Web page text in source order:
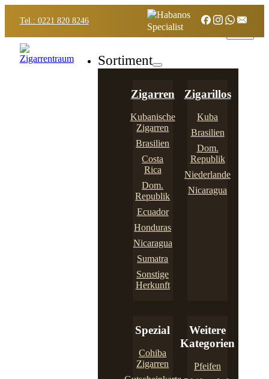
Tel.: 0221 820 8246
Sortiment
Zigarren
Kubanische
Zigarren
Brasilien
Costa
Rica
Dom.
Republik
Ecuador
Honduras
Nicaragua
Sumatra
Sonstige
Herkunft
Zigarillos
Kuba
Brasilien
Dom.
Republik
Niederlande
Nicaragua
Spezial
Cohiba
Zigarren
Weitere
Kategorien
Pfeifen